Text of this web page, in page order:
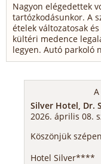
Nagyon elégedettek
tartózkodásunkor. A
ételek változatosak
kültéri medence
legyen. Autó parkoló
A
Silver Hotel, Dr.
2026. április 08.
Köszönjük
Hotel Silver****